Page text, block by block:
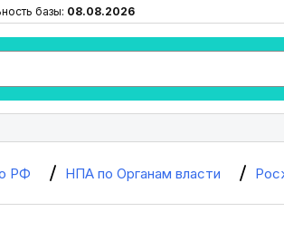
базы: 08.08.2026
РФ НПА по Органам власти